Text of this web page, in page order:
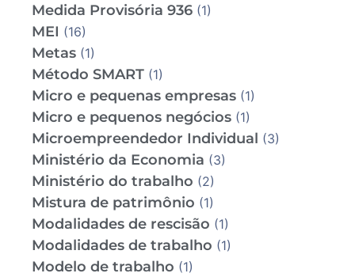
Medida Provisória 936 (1)
MEI (16)
Metas (1)
Método SMART (1)
Micro e pequenas empresas (1)
Micro e pequenos negócios (1)
Microempreendedor Individual (3)
Ministério da Economia (3)
Ministério do trabalho (2)
Mistura de patrimônio (1)
Modalidades de rescisão (1)
Modalidades de trabalho (1)
Modelo de trabalho (1)